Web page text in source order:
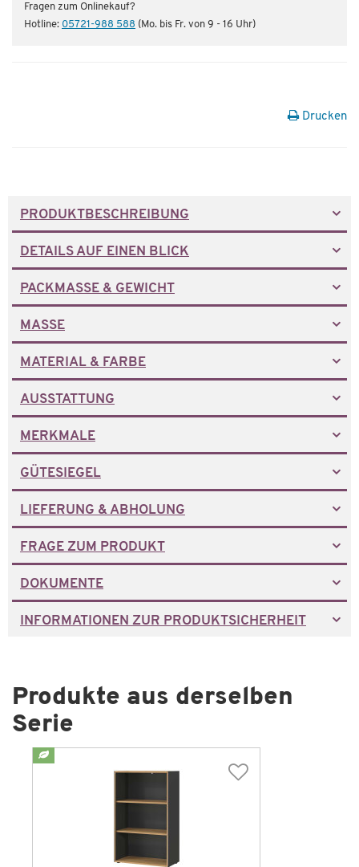
Fragen zum Onlinekauf?
Hotline: 05721-988 588 (Mo. bis Fr. von 9 - 16 Uhr)
Drucken
PRODUKTBESCHREIBUNG
DETAILS AUF EINEN BLICK
PACKMASSE & GEWICHT
MASSE
MATERIAL & FARBE
AUSSTATTUNG
MERKMALE
GÜTESIEGEL
LIEFERUNG & ABHOLUNG
FRAGE ZUM PRODUKT
DOKUMENTE
INFORMATIONEN ZUR PRODUKTSICHERHEIT
Produkte aus derselben
Serie